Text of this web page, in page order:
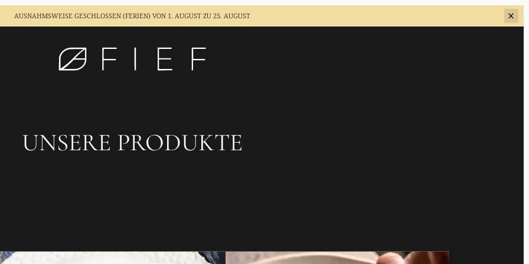
AUSNAHMSWEISE GESCHLOSSEN (FERIEN) VON 1. AUGUST ZU 25. AUGUST
UNSERE PRODUKTE